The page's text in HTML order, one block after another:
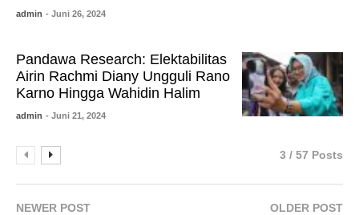
admin - Juni 26, 2024
Pandawa Research: Elektabilitas
Airin Rachmi Diany Ungguli Rano
Karno Hingga Wahidin Halim
admin - Juni 21, 2024
3 / 57 Posts
NEWER POST OLDER POST